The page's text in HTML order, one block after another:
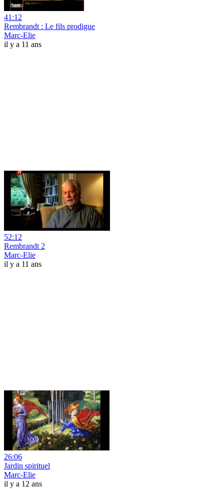
41:12
Rembrandt : Le fils prodigue
Marc-Elie
il y a 11 ans
52:12
Rembrandt 2
Marc-Elie
il y a 11 ans
26:06
Jardin spirituel
Marc-Elie
il y a 12 ans